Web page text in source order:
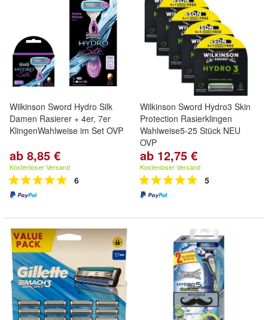
Wilkinson Sword Hydro Silk
Damen Rasierer + 4er, 7er
KlingenWahlweise im Set OVP
ab 8,85 €
Kostenloser Versand
6
Wilkinson Sword Hydro3 Skin
Protection Rasierklingen
Wahlweise5-25 Stück NEU
OVP
ab 12,75 €
Kostenloser Versand
5